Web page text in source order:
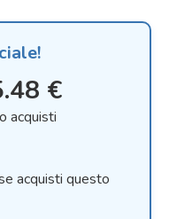
€
acquisti
acquisti questo